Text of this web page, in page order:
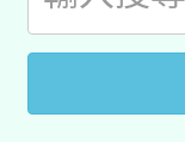
方素
「族
文教
教
年